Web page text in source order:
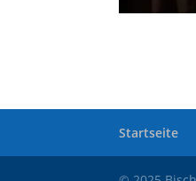
Startseite